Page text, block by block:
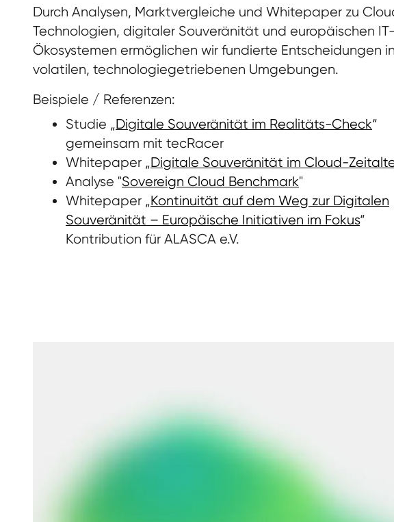
Durch Analysen, Marktvergleiche und Whitepaper zu
Technologien, digitaler Souveränität und europäischen IT-
Ökosystemen ermöglichen wir fundierte Entscheidungen in
volatilen, technologiegetriebenen Umgebungen.
Beispiele / Referenzen:
Studie „Digitale Souveränität im Realitäts-Check“
gemeinsam mit tecRacer
Whitepaper „Digitale Souveränität im Cloud-
Analyse "Sovereign Cloud Benchmark"
Whitepaper „Kontinuität auf dem Weg zur Digitalen
Souveränität – Europäische Initiativen im Fokus“
Kontribution für ALASCA e.V.